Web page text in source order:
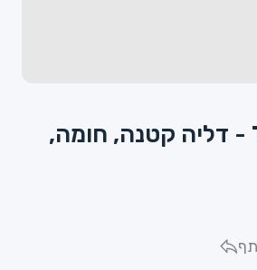
שקית נייר TA - דליה קטנה, חומה,